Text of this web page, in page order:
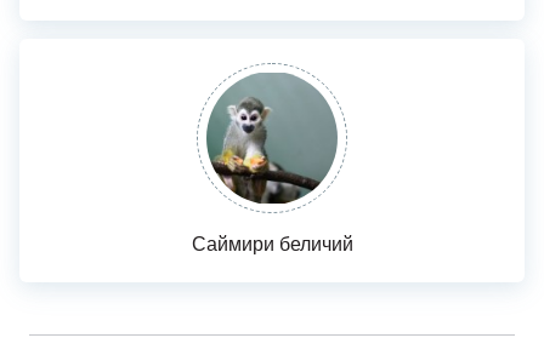
Саймири беличий